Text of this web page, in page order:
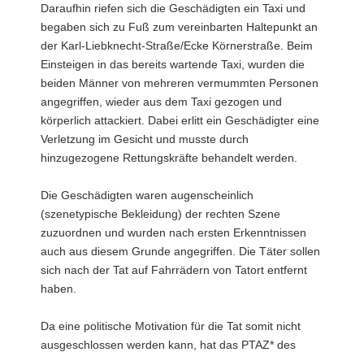
Daraufhin riefen sich die Geschädigten ein Taxi und
begaben sich zu Fuß zum vereinbarten Haltepunkt an
der Karl-Liebknecht-Straße/Ecke Körnerstraße. Beim
Einsteigen in das bereits wartende Taxi, wurden die
beiden Männer von mehreren vermummten Personen
angegriffen, wieder aus dem Taxi gezogen und
körperlich attackiert. Dabei erlitt ein Geschädigter eine
Verletzung im Gesicht und musste durch
hinzugezogene Rettungskräfte behandelt werden.
Die Geschädigten waren augenscheinlich
(szenetypische Bekleidung) der rechten Szene
zuzuordnen und wurden nach ersten Erkenntnissen
auch aus diesem Grunde angegriffen. Die Täter sollen
sich nach der Tat auf Fahrrädern von Tatort entfernt
haben.
Da eine politische Motivation für die Tat somit nicht
ausgeschlossen werden kann, hat das PTAZ* des